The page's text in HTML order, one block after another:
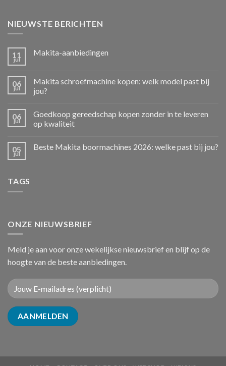
NIEUWSTE BERICHTEN
11
jul
Makita-aanbiedingen
06
jul
Makita schroefmachine kopen: welk model past bij
jou?
06
jul
Goedkoop gereedschap kopen zonder in te leveren
op kwaliteit
05
jul
Beste Makita boormachines 2026: welke past bij jou?
TAGS
ONZE NIEUWSBRIEF
Meld je aan voor onze wekelijkse nieuwsbrief en blijf op de
hoogte van de beste aanbiedingen.